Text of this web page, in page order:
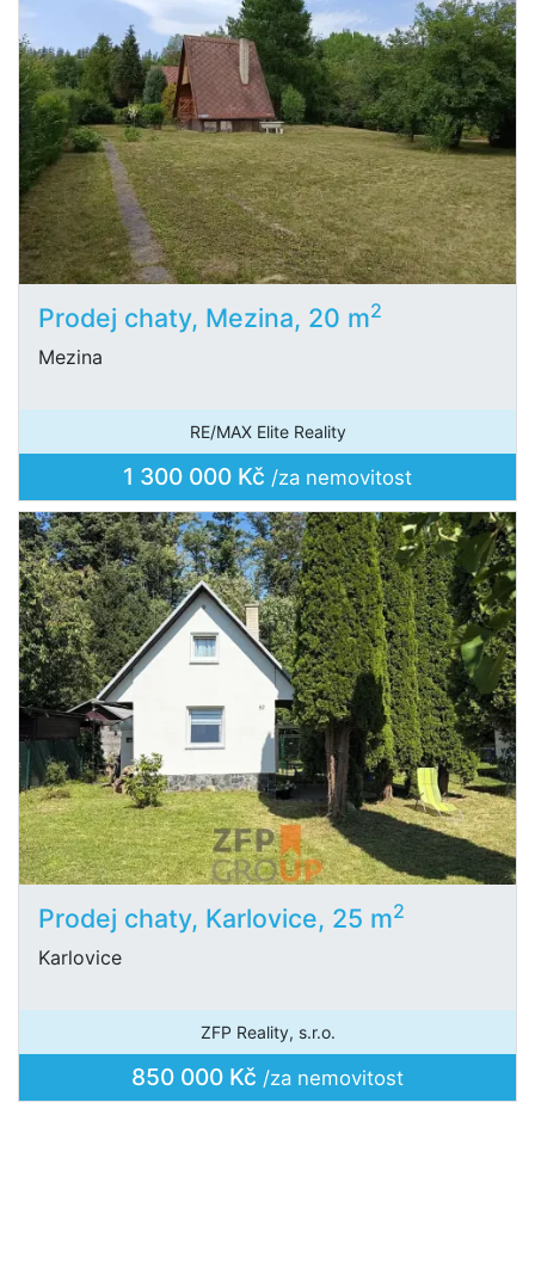
Prodej chaty, Mezina, 20 m2
Mezina
RE/MAX Elite Reality
1 300 000 Kč /za nemovitost
Prodej chaty, Karlovice, 25 m2
Karlovice
ZFP Reality, s.r.o.
850 000 Kč /za nemovitost